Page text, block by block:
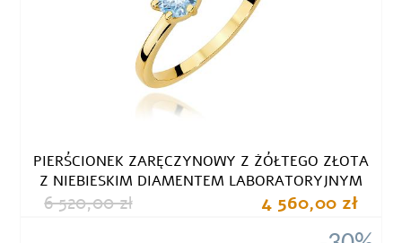
PIERŚCIONEK ZARĘCZYNOWY Z ŻÓŁTEGO ZŁOTA
Z NIEBIESKIM DIAMENTEM LABORATORYJNYM
6 520,00 zł 4 560,00 zł